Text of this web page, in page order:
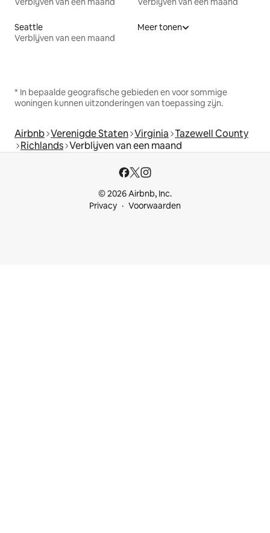
Seattle
Verblijven van een maand
Meer tonen
* In bepaalde geografische gebieden en voor sommige
woningen kunnen uitzonderingen van toepassing zijn.
Airbnb Verenigde Staten Virginia Tazewell County
Richlands Verblijven van een maand
© 2026 Airbnb, Inc.
Privacy
Voorwaarden